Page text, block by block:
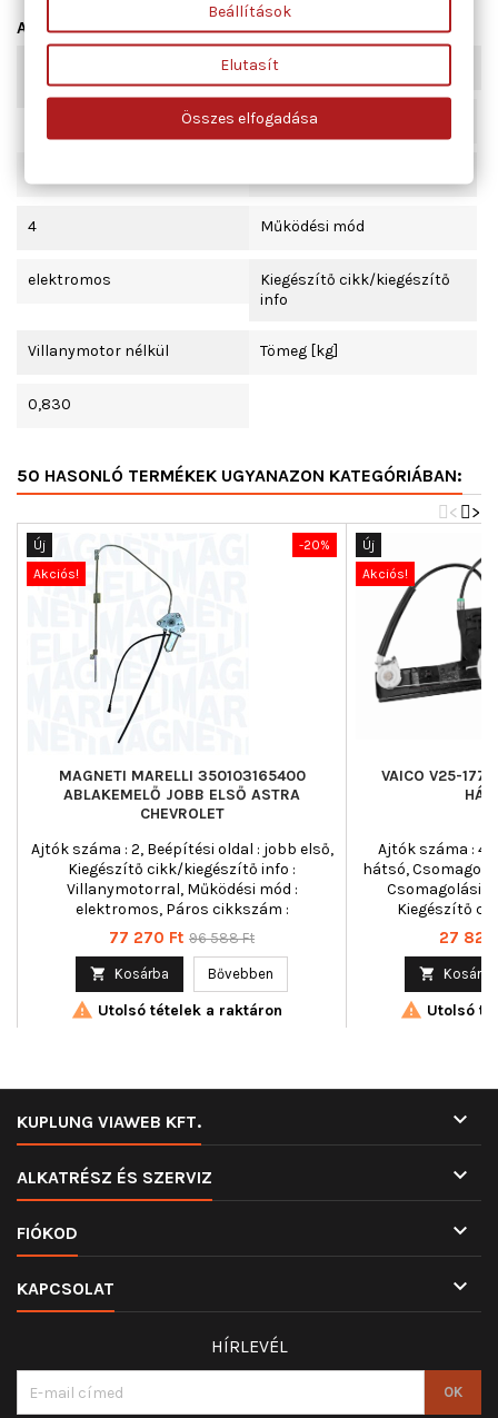
Adatlap
funkció
komfort funkcióval
Beépítési oldal
4 Működési mód
elektromos
Kiegészítő cikk/kiegészítő
info
Villanymotor nélkül Tömeg [kg]
0,830
50 HASONLÓ TERMÉKEK UGYANAZON KATEGÓRIÁBAN:
>
<
-20%
Új
Akciós!
MAGNETI MARELLI 350103165400
ABLAKEMELŐ JOBB ELSŐ ASTRA
CHEVROLET
Ajtók száma : 2, Beépítési oldal : jobb első,
Kiegészítő cikk/kiegészítő info :
Villanymotorral, Működési mód :
elektromos, Páros cikkszám :
350103165300
Ár
77 270 Ft Normál
96 588 Ft
 Kosárba Bővebben
 Utolsó tételek a raktáron
Új
Akciós!
VAICO V25-
Ajtók száma : 4,
hátsó,
Csomagolási
Kiegészítő
Villanymotor
elektromos,
Ár
27 824
 Kosárba
 Utolsó
KUPLUNG VIAWEB KFT. 
ALKATRÉSZ ÉS SZERVIZ 
FIÓKOD 
KAPCSOLAT 
HÍRLEVÉL
Beállítások
Elutasít
Összes elfogadása